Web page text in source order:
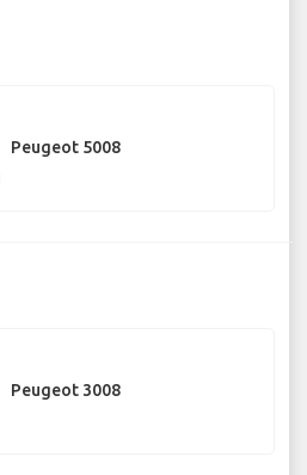
Peugeot 5008
Peugeot 3008